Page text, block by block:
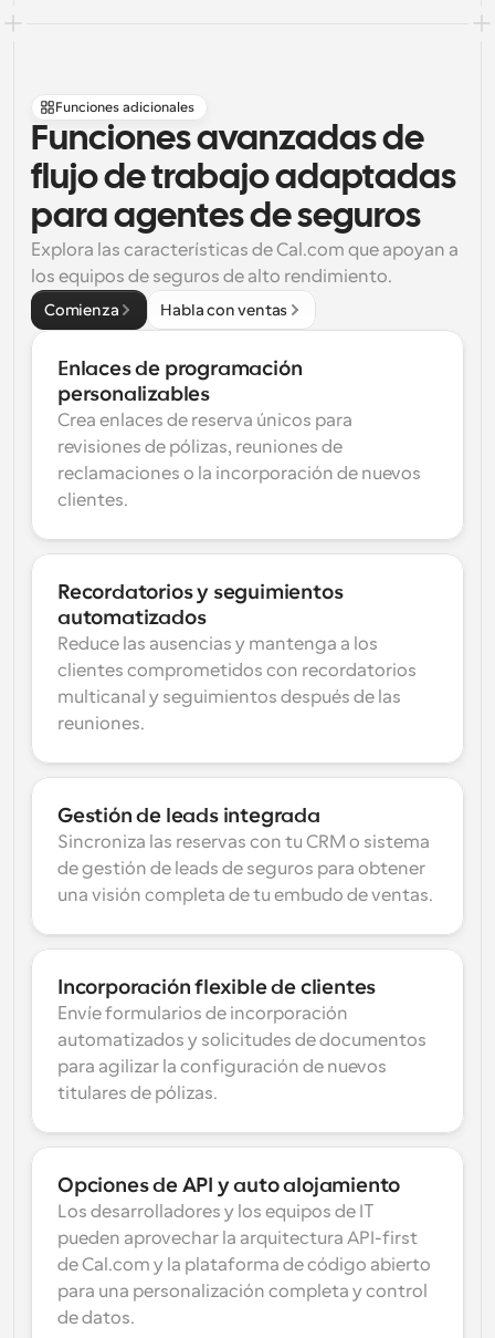
Funciones adicionales
Funciones avanzadas de
flujo de trabajo adaptadas
para agentes de seguros
Explora las características de Cal.com que apoyan a
los equipos de seguros de alto rendimiento.
Comienza Habla con ventas
Enlaces de programación
personalizables
Crea enlaces de reserva únicos para
revisiones de pólizas, reuniones de
reclamaciones o la incorporación de nuevos
clientes.
Recordatorios y seguimientos
automatizados
Reduce las ausencias y mantenga a los
clientes comprometidos con recordatorios
multicanal y seguimientos después de las
reuniones.
Gestión de leads integrada
Sincroniza las reservas con tu CRM o sistema
de gestión de leads de seguros para obtener
una visión completa de tu embudo de ventas.
Incorporación flexible de clientes
Envíe formularios de incorporación
automatizados y solicitudes de documentos
para agilizar la configuración de nuevos
titulares de pólizas.
Opciones de API y auto alojamiento
Los desarrolladores y los equipos de IT
pueden aprovechar la arquitectura API-first
de Cal.com y la plataforma de código abierto
para una personalización completa y control
de datos.